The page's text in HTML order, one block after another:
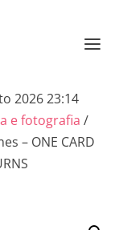
2026 23:14
e fotografia /
– ONE CARD